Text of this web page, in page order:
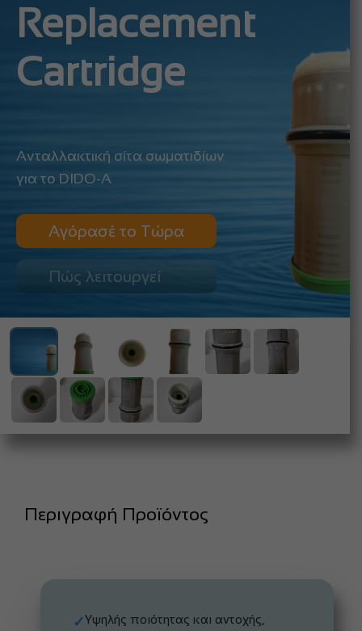
Replacement
Cartridge
Ανταλλακτική σίτα σωματιδίων
για το DIDO-A
Αγόρασέ το Τώρα
Πώς λειτουργεί
Περιγραφή Προϊόντος
✓Υψηλής ποιότητας και αντοχής,